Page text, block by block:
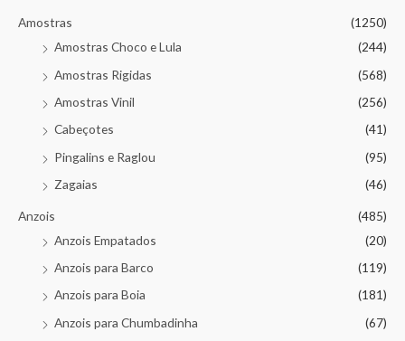
Amostras
(1250)
Amostras Choco e Lula
(244)
Amostras Rigidas
(568)
Amostras Vinil
(256)
Cabeçotes
(41)
Pingalins e Raglou
(95)
Zagaias
(46)
Anzois
(485)
Anzois Empatados
(20)
Anzois para Barco
(119)
Anzois para Boia
(181)
Anzois para Chumbadinha
(67)